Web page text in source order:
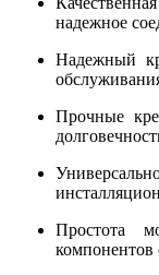
надежное
Надежный
Прочные
Простота
компонентов